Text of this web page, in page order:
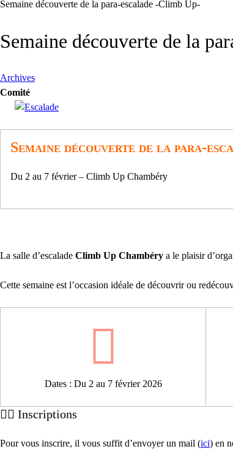
Semaine découverte de la para-escalade -Climb Up-
Semaine découverte de la
Archives
Comité
Semaine découverte de la para-
Du 2 au 7 février – Climb Up Chambéry
La salle d’escalade Climb Up Chambéry a le plaisir
Cette semaine est l’occasion idéale de découvrir ou
Dates : Du 2 au 7 février 2026
🧗‍♂️ Inscriptions
Pour vous inscrire, il vous suffit d’envoyer un mail (ici) en